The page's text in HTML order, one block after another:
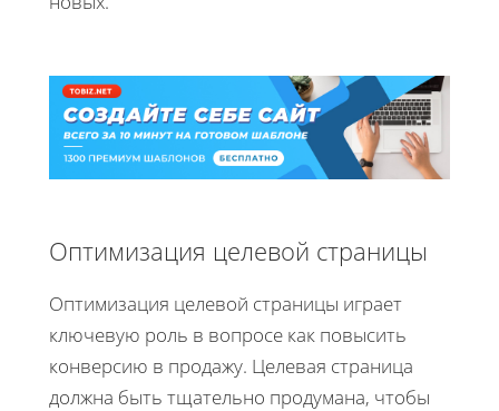
Оптимизация целевой страницы
Оптимизация целевой страницы играет
ключевую роль в вопросе как повысить
конверсию в продажу. Целевая страница
должна быть тщательно продумана, чтобы